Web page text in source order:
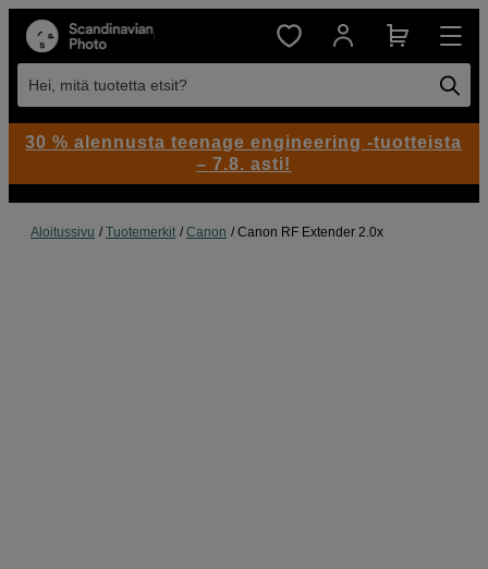
Hei, mitä tuotetta etsit?
Aloitussivu Tuotemerkit Canon Canon RF Extender 2.0x
30 % alennusta teenage engineering -tuotteista
– 7.8. asti!